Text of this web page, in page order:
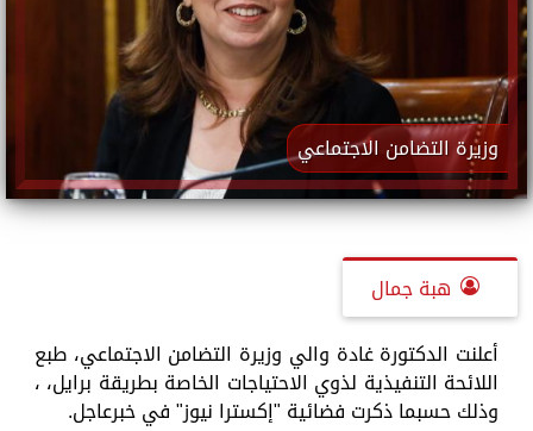
وزيرة التضامن الاجتماعي
هبة جمال
أعلنت الدكتورة غادة والي وزيرة التضامن الاجتماعي، طبع
اللائحة التنفيذية لذوي الاحتياجات الخاصة بطريقة برايل، ،
وذلك حسبما ذكرت فضائية "إكسترا نيوز" في خبرعاجل.